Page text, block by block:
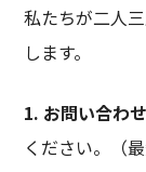
私たちが二人
します。
1. お問い合わせ
ください。（